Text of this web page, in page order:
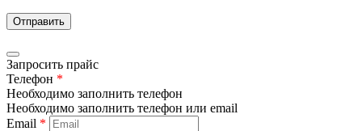
Отправить
Запросить прайс
Телефон *
Необходимо заполнить телефон
Необходимо заполнить телефон или email
Email *